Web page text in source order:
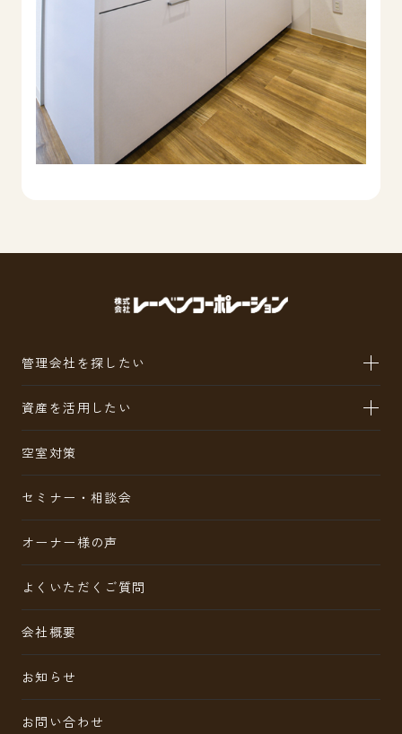
管理会社を探したい
資産を活用したい
空室対策
セミナー・相談会
オーナー様の声
よくいただくご質問
会社概要
お知らせ
お問い合わせ